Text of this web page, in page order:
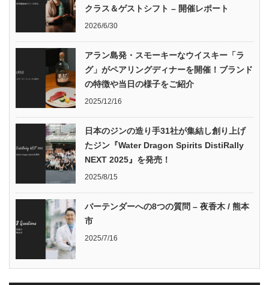
クラス＆ゲストシフト – 開催レポート
2026/6/30
アラン島発・スモーキーなウイスキー「ラ
グ」がペアリングディナーを開催！ブランド
の特徴や当日の様子をご紹介
2025/12/16
日本のジンの造り手31社が集結し創り上げ
たジン『Water Dragon Spirits DistiRally
NEXT 2025』を発売！
2025/8/15
バーテンダーへの8つの質問 – 夜香木 / 熊本
市
2025/7/16